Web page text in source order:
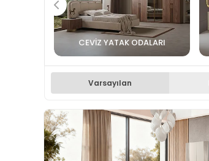
CEVIZ YATAK ODALARI
Varsayılan